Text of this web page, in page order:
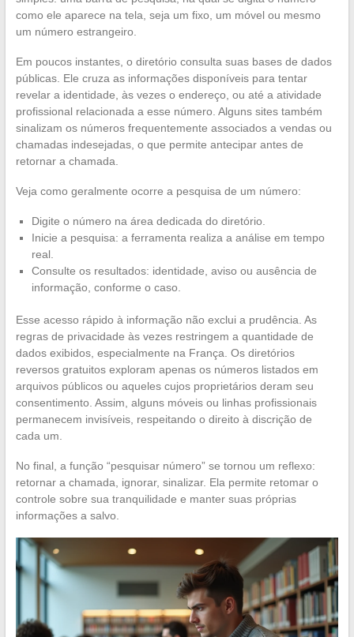
como ele aparece na tela, seja um fixo, um móvel ou mesmo
um número estrangeiro.
Em poucos instantes, o diretório consulta suas bases de dados
públicas. Ele cruza as informações disponíveis para tentar
revelar a identidade, às vezes o endereço, ou até a atividade
profissional relacionada a esse número. Alguns sites também
sinalizam os números frequentemente associados a vendas ou
chamadas indesejadas, o que permite antecipar antes de
retornar a chamada.
Veja como geralmente ocorre a pesquisa de um número:
Digite o número na área dedicada do diretório.
Inicie a pesquisa: a ferramenta realiza a análise em tempo
real.
Consulte os resultados: identidade, aviso ou ausência de
informação, conforme o caso.
Esse acesso rápido à informação não exclui a prudência. As
regras de privacidade às vezes restringem a quantidade de
dados exibidos, especialmente na França. Os diretórios
reversos gratuitos exploram apenas os números listados em
arquivos públicos ou aqueles cujos proprietários deram seu
consentimento. Assim, alguns móveis ou linhas profissionais
permanecem invisíveis, respeitando o direito à discrição de
cada um.
No final, a função “pesquisar número” se tornou um reflexo:
retornar a chamada, ignorar, sinalizar. Ela permite retomar o
controle sobre sua tranquilidade e manter suas próprias
informações a salvo.